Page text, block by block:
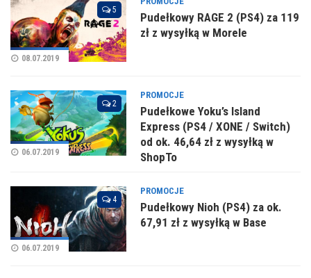
5
08.07.2019
Pudełkowy RAGE 2 (PS4) za 119
zł z wysyłką w Morele
2
06.07.2019
PROMOCJE
Pudełkowe Yoku’s Island
Express (PS4 / XONE / Switch)
od ok. 46,64 zł z wysyłką w
ShopTo
4
06.07.2019
PROMOCJE
Pudełkowy Nioh (PS4) za ok.
67,91 zł z wysyłką w Base